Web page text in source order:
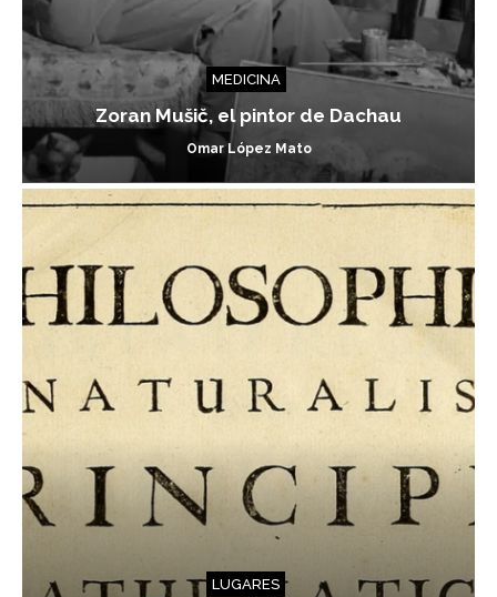
MEDICINA
Zoran Mušič, el pintor de Dachau
Omar López Mato
LUGARES